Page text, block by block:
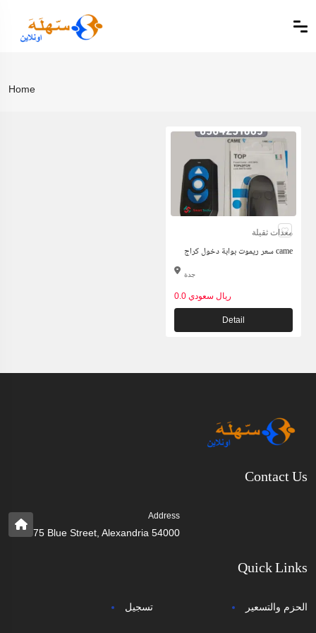
Home
معدات ثقيلة
سعر ريموت بوابة دخول كراج came
جدة
0.0 ريال سعودي
Detail
Contact Us
Address
75 Blue Street, Alexandria 54000
Quick Links
تسجيل الحزم والتسعير